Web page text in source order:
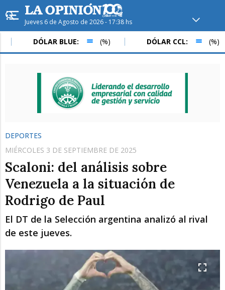
Jueves 6 de Agosto de 2026 - 17:38 hs
Hoy enRafaela ver clima
Mín / Máx
Humedad
Presión
Vie Sáb
DÓLAR BLUE: (%) DÓLAR CCL: (%)
DEPORTES
MIÉRCOLES 3 DE SEPTIEMBRE DE 2025
Scaloni: del análisis sobre
Venezuela a la situación de
Rodrigo de Paul
El DT de la Selección argentina analizó al rival
de este jueves.